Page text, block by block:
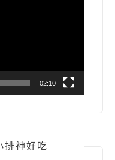
02:10
排神好吃